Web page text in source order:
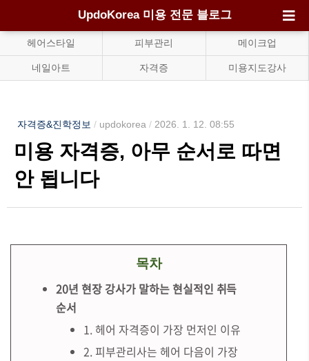
UpdoKorea 미용 전문 블로그
헤어스타일 피부관리 메이크업
네일아트 자격증 미용지도강사
자격증&진학정보 / updokorea / 2026. 1. 12. 08:55
미용 자격증, 아무 순서로 따면
안 됩니다
목차
20년 현장 강사가 말하는 현실적인 취득
순서
1. 헤어 자격증이 가장 먼저인 이유
2. 피부관리사는 헤어 다음이 가장